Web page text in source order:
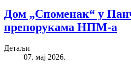
Дом „Споменак“ у
препорукама НПМ-а
Детаљи
07. мај 2026.